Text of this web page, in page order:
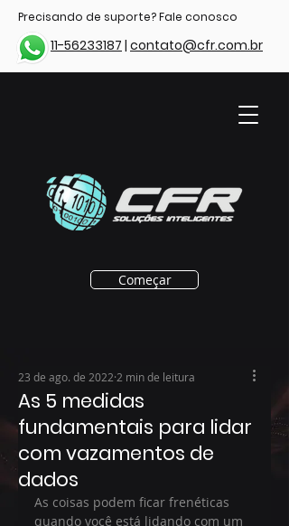
Começar
Precisando de suporte? Fale conosco
11-56233187 | contato@cfr.com.br
As 5 medidas
fundamentais para lidar
com vazamentos de
dados
23 de ago. de 2022 2 min de leitura
As coisas podem ficar frenéticas
quando você está lidando com um